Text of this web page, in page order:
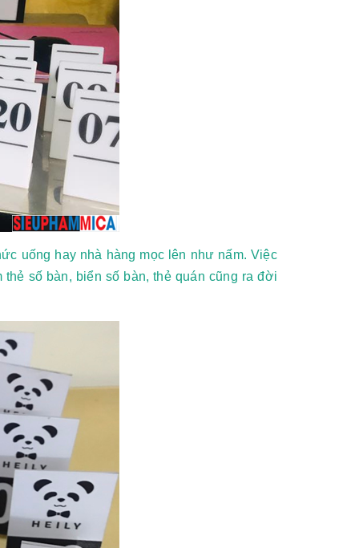
uống hay nhà hàng mọc lên như nấm. Việc
số bàn, biển số bàn, thẻ quán cũng ra đời